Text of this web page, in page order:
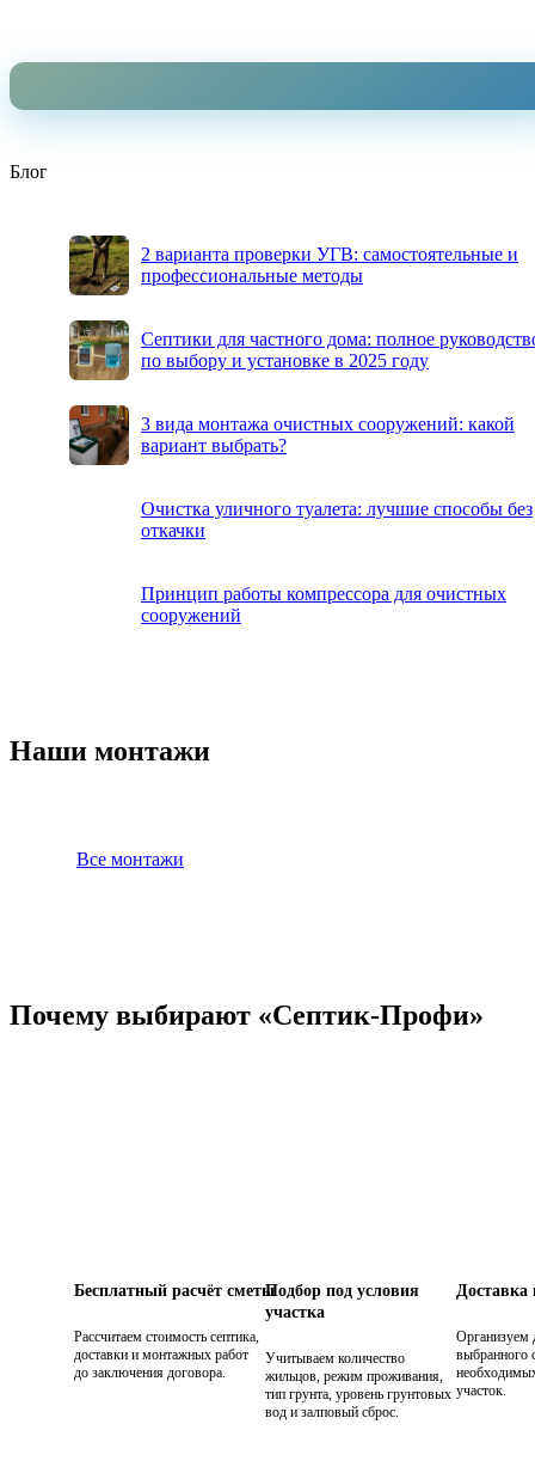
Блог
2 варианта проверки УГВ: самостоятельные и
профессиональные методы
Септики для частного дома: полное
по выбору и установке в 2025 году
3 вида монтажа очистных сооружений: какой
вариант выбрать?
Очистка уличного туалета: лучшие способы без
откачки
Принцип работы компрессора для очистных
сооружений
Наши монтажи
Все монтажи
Почему выбирают «Септик-Профи»
Бесплатный расчёт сметы
Рассчитаем стоимость септика,
доставки и монтажных работ
до заключения договора.
Подбор под условия
участка
Учитываем количество
жильцов, режим проживания,
тип грунта, уровень грунтовых
вод и залповый сброс.
Организуем
выбранного
участок.